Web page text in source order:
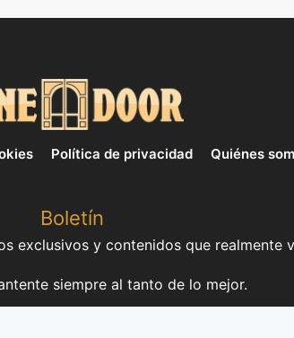
Política de privacidad Quiénes
Boletín
exclusivos y contenidos que realmente
siempre al tanto de lo mejor.